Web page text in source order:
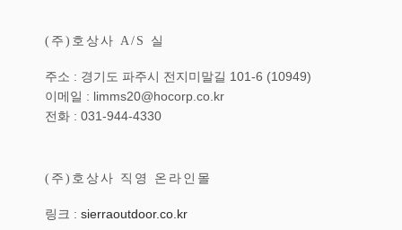
(주)호상사 A/S 실
주소 : 경기도 파주시 전지미말길 101-6 (10949)
이메일 : limms20@hocorp.co.kr
전화 : 031-944-4330
(주)호상사 직영 온라인몰
링크 : sierraoutdoor.co.kr